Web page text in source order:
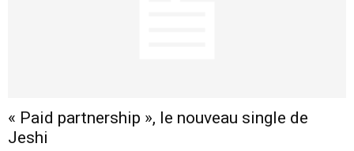
« Paid partnership », le nouveau single de
Jeshi